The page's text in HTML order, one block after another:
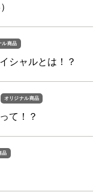
ル商品
シャルとは！？
オリジナル商品
て！？
品